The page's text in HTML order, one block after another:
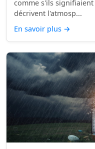
comme s'ils signifiaient
décrivent l'atmosp...
En savoir plus →